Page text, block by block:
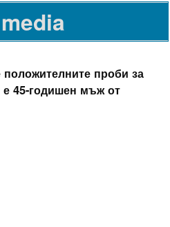
проби за
е 45-годишен мъж от